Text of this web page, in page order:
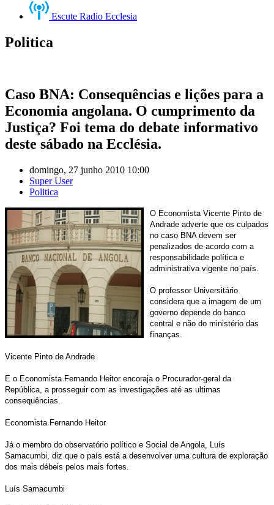
Escute Radio Ecclesia
Politica
Caso BNA: Consequências e lições para a
Economia angolana. O cumprimento da
Justiça? Foi tema do debate informativo
deste sábado na Ecclésia.
domingo, 27 junho 2010 10:00
Super User
Politica
O Economista Vicente Pinto de
Andrade adverte que os culpados
no caso BNA devem ser
penalizados de acordo com a
responsabilidade política e
administrativa vigente no país.
O professor Universitário
considera que a imagem de um
governo depende do banco
central e não do ministério das
finanças.
Vicente Pinto de Andrade
E o Economista Fernando Heitor encoraja o Procurador-geral da
República, a prosseguir com as investigações até as ultimas
consequências.
Economista Fernando Heitor
Já o membro do observatório político e Social de Angola, Luís
Samacumbi, diz que o país está a desenvolver uma cultura de exploração
dos mais débeis pelos mais fortes.
Luís Samacumbi